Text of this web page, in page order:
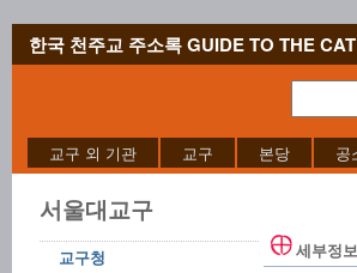
한국 천주교 주소록 GUIDE TO THE
교구 외 기관 교구 본당 공
서울대교구
교구청
세부정보